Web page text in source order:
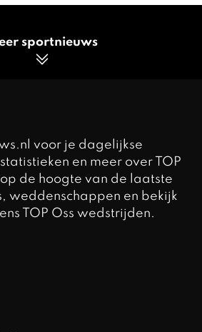
sportnieuws
voor je dagelijkse
en meer over TOP
op de hoogte van de laatste
weddenschappen en bekijk
TOP Oss wedstrijden.